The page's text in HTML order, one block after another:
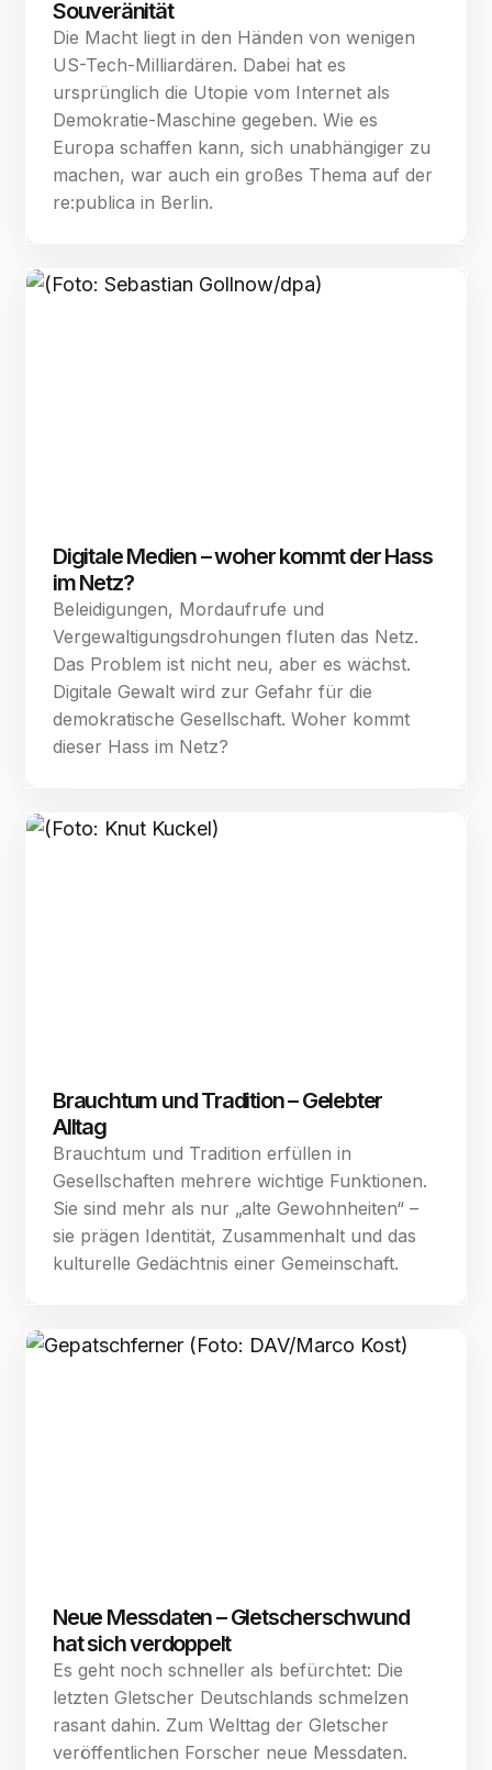
Souveränität
Die Macht liegt in den Händen von wenigen
US-Tech-Milliardären. Dabei hat es
ursprünglich die Utopie vom Internet als
Demokratie-Maschine gegeben. Wie es
Europa schaffen kann, sich unabhängiger zu
machen, war auch ein großes Thema auf der
re:publica in Berlin.
Digitale Medien – woher kommt der Hass
im Netz?
Beleidigungen, Mordaufrufe und
Vergewaltigungsdrohungen fluten das Netz.
Das Problem ist nicht neu, aber es wächst.
Digitale Gewalt wird zur Gefahr für die
demokratische Gesellschaft. Woher kommt
dieser Hass im Netz?
Brauchtum und Tradition – Gelebter
Alltag
Brauchtum und Tradition erfüllen in
Gesellschaften mehrere wichtige Funktionen.
Sie sind mehr als nur „alte Gewohnheiten“ –
sie prägen Identität, Zusammenhalt und das
kulturelle Gedächtnis einer Gemeinschaft.
Neue Messdaten – Gletscherschwund
hat sich verdoppelt
Es geht noch schneller als befürchtet: Die
letzten Gletscher Deutschlands schmelzen
rasant dahin. Zum Welttag der Gletscher
veröffentlichen Forscher neue Messdaten.